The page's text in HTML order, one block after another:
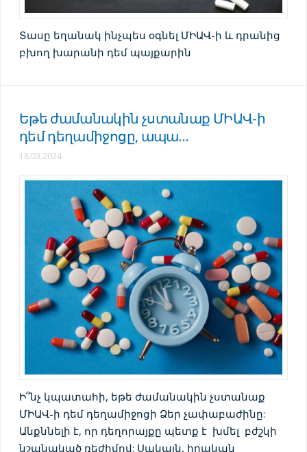
Տասը եղանակ ինչպես օգնել ՄԻԱՎ-ի և դրանից
բխող խարանի դեմ պայքարին
Եթե ժամանակին չստանաք ՄԻԱՎ-ի
դեմ դեղամիջոցը, ապա…
18.03.2024
Ի՞նչ կպատահի, եթե ժամանակին չստանաք
ՄԻԱՎ-ի դեմ դեղամիջոցի Ձեր չափաբաժինը:
Անքննելի է, որ դեղորայքը պետք է խմել բժշկի
նշանակած ռեժիմով: Սակայն, իրական